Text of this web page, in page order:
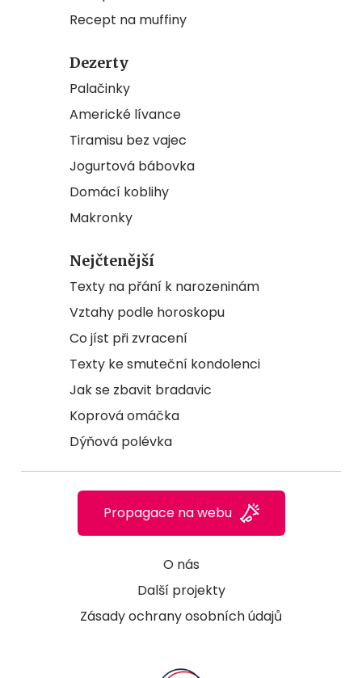
Recept na muffiny
Dezerty
Palačinky
Americké lívance
Tiramisu bez vajec
Jogurtová bábovka
Domácí koblihy
Makronky
Nejčtenější
Texty na přání k narozeninám
Vztahy podle horoskopu
Co jíst při zvracení
Texty ke smuteční kondolenci
Jak se zbavit bradavic
Koprová omáčka
Dýňová polévka
O nás
Další projekty
Zásady ochrany osobních údajů
Propagace na webu